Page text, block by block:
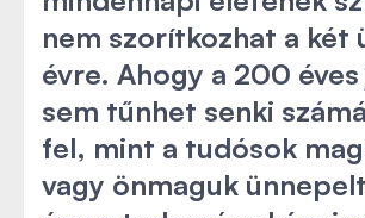
nem szorítkozhat a két
évre. Ahogy a 200
sem tűnhet senki
fel, mint a tudósok
vagy önmaguk